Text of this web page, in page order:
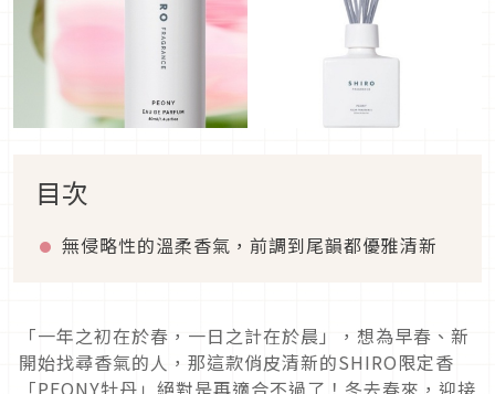
目次
無侵略性的溫柔香氣，前調到尾韻都優雅清新
「一年之初在於春，一日之計在於晨」，想為早春、新
開始找尋香氣的人，那這款俏皮清新的SHIRO限定香
「PEONY牡丹」絕對是再適合不過了！冬去春來，迎接